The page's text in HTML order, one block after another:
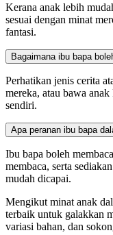
Kerana anak lebih
sesuai dengan minat
fantasi.
Bagaimana ibu bapa
Perhatikan jenis cerita
mereka, atau bawa
sendiri.
Apa peranan ibu bapa
Ibu bapa boleh
membaca, serta
mudah dicapai.
Mengikut minat anak
terbaik untuk galakkan
variasi bahan, dan